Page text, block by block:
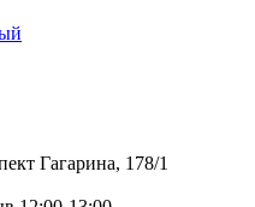
Гагарина, 178/1